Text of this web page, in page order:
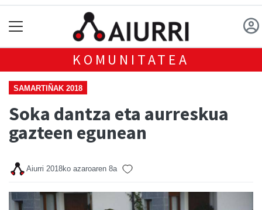
KOMUNITATEA
SAMARTIÑAK 2018
Soka dantza eta aurreskua
gazteen egunean
Aiurri 2018ko azaroaren 8a